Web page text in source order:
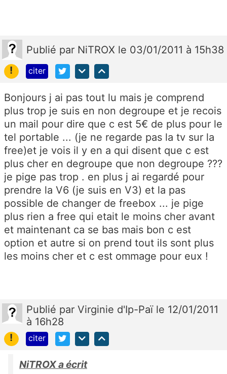
Publié par NiTROX le 03/01/2011 à 15h38
!
citer
Bonjours j ai pas tout lu mais je comprend
plus trop je suis en non degroupe et je recois
un mail pour dire que c est 5€ de plus pour le
tel portable ... (je ne regarde pas la tv sur la
free)et je vois il y en a qui disent que c est
plus cher en degroupe que non degroupe ???
je pige pas trop . en plus j ai regardé pour
prendre la V6 (je suis en V3) et la pas
possible de changer de freebox ... je pige
plus rien a free qui etait le moins cher avant
et maintenant ca se bas mais bon c est
option et autre si on prend tout ils sont plus
les moins cher et c est ommage pour eux !
Publié par Virginie d'Ip-Paï le 12/01/2011
à 16h28
!
citer
NiTROX a écrit